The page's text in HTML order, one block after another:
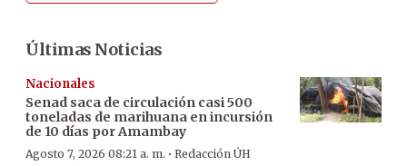
Últimas Noticias
Nacionales
Senad saca de circulación casi 500
toneladas de marihuana en incursión
de 10 días por Amambay
Agosto 7, 2026 08:21 a. m. · Redacción ÚH